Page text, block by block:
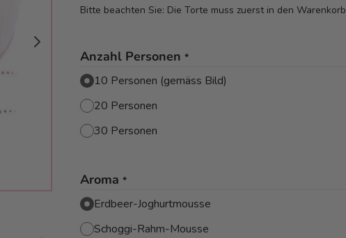
Bitte beachten Sie: Die Torte muss zuerst in den Warenkorb
Anzahl Personen *
10 Personen (gemäss Bild)
20 Personen
30 Personen
Aroma*
Erdbeer-Joghurtmousse
Schoggi-Rahm-Mousse